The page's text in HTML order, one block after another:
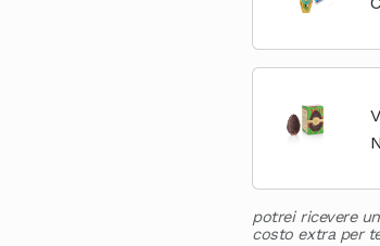
potrei ricevere
costo extra per